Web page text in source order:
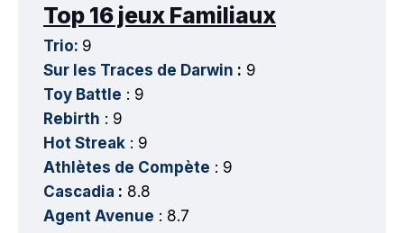
Top 16 jeux Familiaux
Trio: 9
Sur les Traces de Darwin : 9
Toy Battle : 9
Rebirth : 9
Hot Streak : 9
Athlètes de Compète : 9
Cascadia : 8.8
Agent Avenue : 8.7